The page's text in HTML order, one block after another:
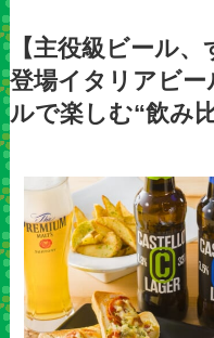
【主役級ビール、
登場イタリアビ
ルで楽しむ“飲み